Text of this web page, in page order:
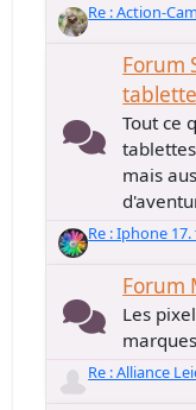
Re : Action-
Forum
Tout ce
mais
Re : Iphone
Forum
Les
Re : Alliance